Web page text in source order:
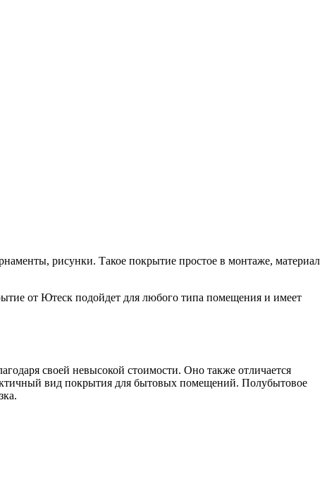
рисунки. Такое покрытие простое в монтаже, материал
от Ютеск подойдет для любого типа помещения и имеет
своей невысокой стоимости. Оно также отличается
вид покрытия для бытовых помещений. Полубытовое